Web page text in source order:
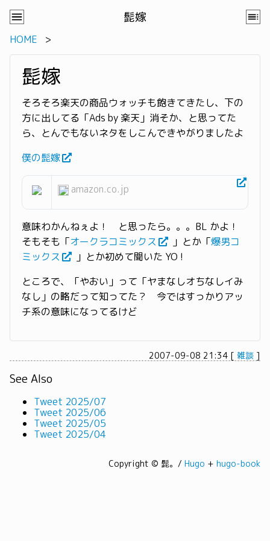
髭嫁
HOME
髭嫁
そろそろ楽天の商品ウォッチも飽きてきたし、下の
方に出してる「Ads by 楽天」消そか、と思ってた
ら、とんでもないネタをしこんできやがりましたよ
僕の髭嫁
amazon.co.jp
意味わかんねぇよ！ と思ったら。。。BL かよ！
そもそも「オークラコミックス 」とか「爆男コ
ミックス
」とか初めて聞いた YO !
ところで、「やおい」って「ヤまなしオちなしイみ
なし」の略だって知ってた？ 今ではすっかりアッ
チ系の意味になってるけど
2007-09-08 21:34 [ 雑談 ]
See Also
Tweet 2025/07
Tweet 2025/06
Tweet 2025/05
Tweet 2025/04
Copyright © 髭。/ Hugo + hugo-book